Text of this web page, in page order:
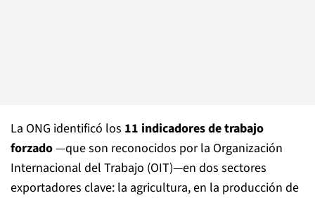
La ONG identificó los 11 indicadores de trabajo
forzado—que son reconocidos por la Organización
Internacional del Trabajo (OIT)—en dos sectores
exportadores clave: la agricultura, en la producción de